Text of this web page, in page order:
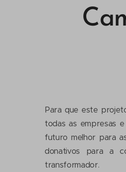
Para que este
todas as empresas
futuro melhor para
donativos para a
transformador.